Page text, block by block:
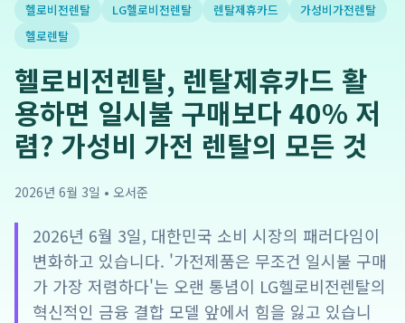
헬로비전렌탈 LG헬로비전렌탈 렌탈제휴카드
가성비가전렌탈
헬로렌탈
헬로비전렌탈, 렌탈제휴카드 활
용하면 일시불 구매보다 40% 저
렴? 가성비 가전 렌탈의 모든 것
2026년 6월 3일 • 오서준
2026년 6월 3일, 대한민국 소비 시장의 패러다임이
변화하고 있습니다. '가전제품은 무조건 일시불 구매
가 가장 저렴하다'는 오랜 통념이 LG헬로비전렌탈의
혁신적인 금융 결합 모델 앞에서 힘을 잃고 있습니